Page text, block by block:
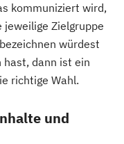
kommuniziert wird,
jeweilige Zielgruppe
würdest
hast, dann ist ein
richtige Wahl.
und